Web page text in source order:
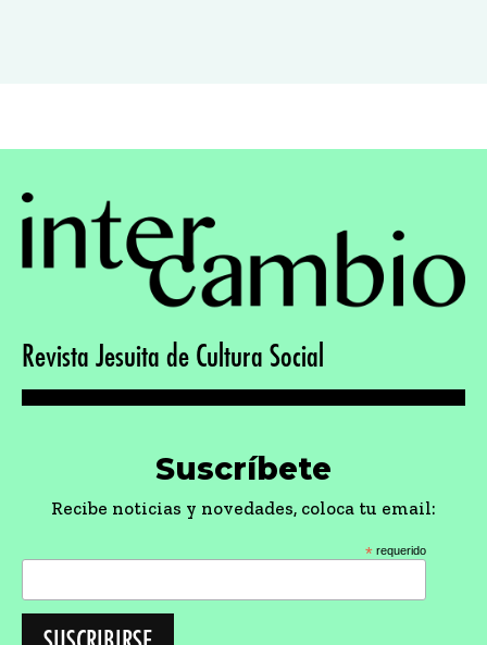
Revista Jesuita de Cultura Social
Suscríbete
Recibe noticias y novedades, coloca tu email:
* requerido